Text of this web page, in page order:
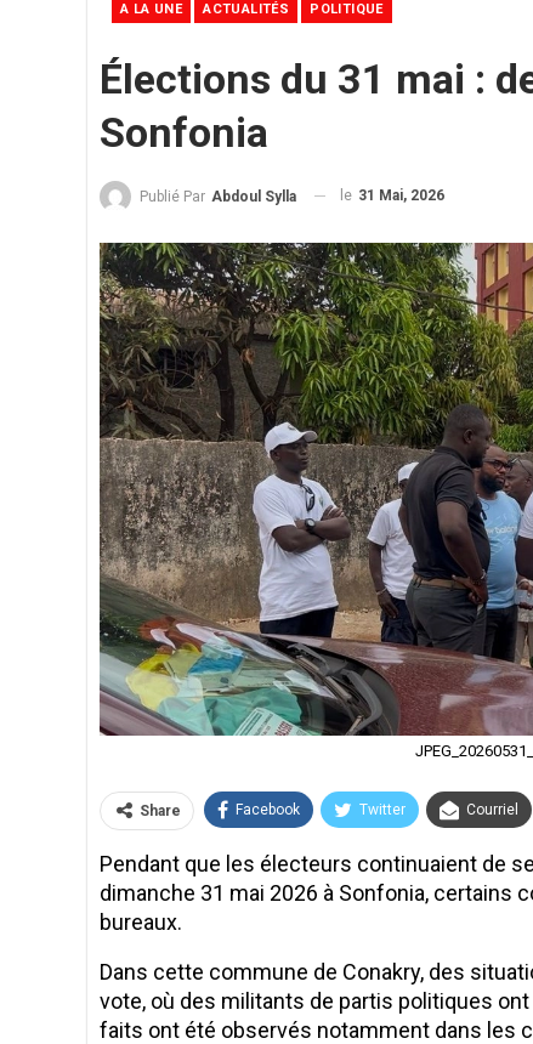
A LA UNE ACTUALITÉS POLITIQUE
Élections du 31 mai :
Sonfonia
Publié Par Abdoul Sylla le 31 Mai, 2026
Share Facebook Twitter Courriel
Pendant que les électeurs continuaient de
dimanche 31 mai 2026 à Sonfonia, certains
bureaux.
Dans cette commune de Conakry, des
vote, où des militants de partis politiques
faits ont été observés notamment dans les